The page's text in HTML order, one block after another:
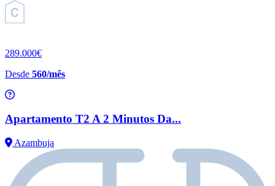
289.000€
Desde 560/mês
Apartamento T2 A 2 Minutos Da...
Azambuja